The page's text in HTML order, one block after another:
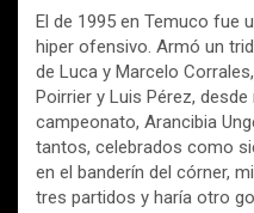
El de 1995 en Temuco fue
hiper ofensivo. Armó un
de Luca y Marcelo
Poirrier y Luis Pérez, desde
campeonato, Arancibia
tantos, celebrados como
en el banderín del córner,
tres partidos y haría otro